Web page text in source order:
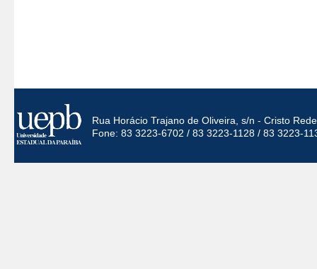
Rua Horácio Trajano de Oliveira, s/n - Cristo
Fone: 83 3223-6702 / 83 3223-1128 / 83 3223-